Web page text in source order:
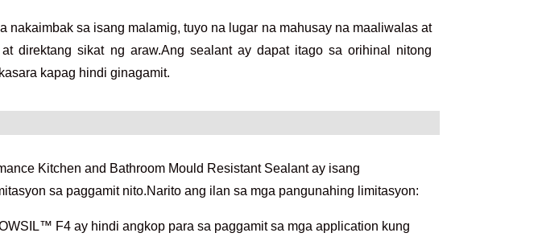
nakaimbak sa isang malamig, tuyo na lugar na mahusay na maaliwalas at
direktang sikat ng araw.Ang sealant ay dapat itago sa orihinal nitong
kapag hindi ginagamit.
Kitchen and Bathroom Mould Resistant Sealant ay isang
sa paggamit nito.Narito ang ilan sa mga pangunahing limitasyon:
F4 ay hindi angkop para sa paggamit sa mga application kung